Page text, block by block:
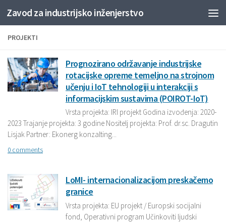
Skip to content
Zavod za industrijsko inženjerstvo
PROJEKTI
Prognozirano održavanje industrijske
rotacijske opreme temeljno na strojnom
učenju i IoT tehnologiji u interakciji s
informacijskim sustavima (POIROT-IoT)
Vrsta projekta: IRI projekt Godina izvođenja: 2020-
2023 Trajanje projekta: 3 godine Nositelj projekta: Prof. dr.sc. Dragutin
Lisjak Partner: Ekonerg konzalting...
0 comments
LoMI- internacionalizacijom preskačemo
granice
Vrsta projekta: EU projekt / Europski socijalni
fond, Operativni program Učinkoviti ljudski